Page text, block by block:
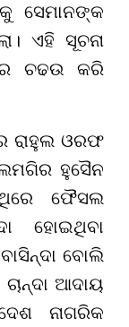
ସେମାନଙ୍କ
ଏହି ସୂଚନା
ଚଢଉ କରି
ରାହୁଲ ଓରଫ
ହୁସୈନ
ଫୈସଲ
ହୋଇଥିବା
ବୋଲି
ଆଦାୟ
ନାଗରିକ